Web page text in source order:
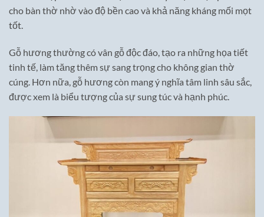
cho bàn thờ nhờ vào độ bền cao và khả năng kháng mối mọt
tốt.
Gỗ hương thường có vân gỗ độc đáo, tạo ra những họa tiết
tinh tế, làm tăng thêm sự sang trọng cho không gian thờ
cúng. Hơn nữa, gỗ hương còn mang ý nghĩa tâm linh sâu sắc,
được xem là biểu tượng của sự sung túc và hạnh phúc.